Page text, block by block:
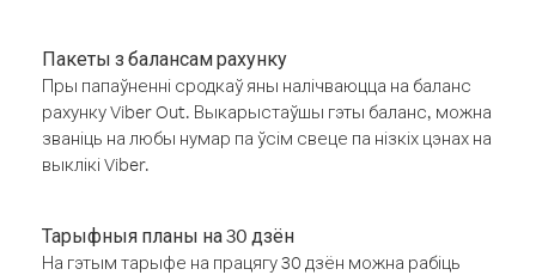
Пакеты з балансам рахунку
Пры папаўненні сродкаў яны налічваюцца на баланс
рахунку Viber Out. Выкарыстаўшы гэты баланс, можна
званіць на любы нумар па ўсім свеце па нізкіх цэнах на
выклікі Viber.
Тарыфныя планы на 30 дзён
На гэтым тарыфе на працягу 30 дзён можна рабіць